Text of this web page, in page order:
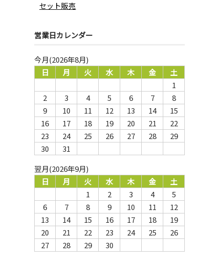
セット販売
営業日カレンダー
今月(2026年8月)
日
月 火 水 木 金
土
1
2
3 4 5 6 7
8
9
10 11 12 13 14
15
16
17 18 19 20 21
22
23
24 25 26 27 28
29
30
31
翌月(2026年9月)
日
月 火 水 木 金
土
1
2 3 4
5
6
7 8 9 10 11
12
13
14 15 16 17 18
19
20
21 22 23 24 25
26
27
28 29
30